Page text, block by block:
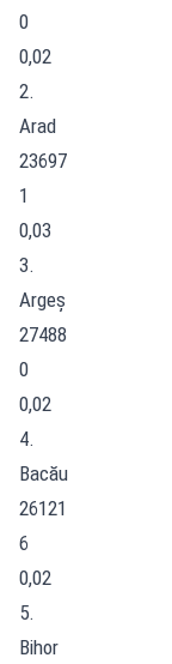
0
0,02
2.
Arad
23697
1
0,03
3.
Argeș
27488
0
0,02
4.
Bacău
26121
6
0,02
5.
Bihor